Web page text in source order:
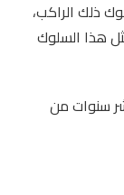
ذلك الراكب،
هذا السلوك
سنوات من